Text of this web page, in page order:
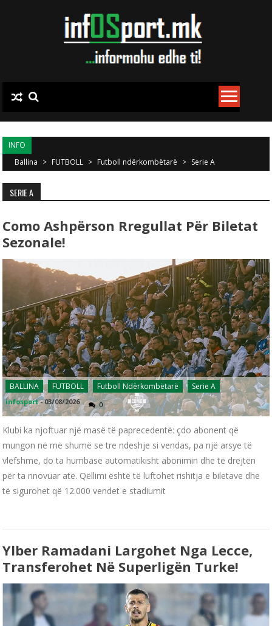
INFO
Ballina > FUTBOLL > Futboll ndërkombëtarë > Serie A
SERIE A
Como Ashpërson Rregullat Për Biletat
Sezonale!
BALLINA FUTBOLL Futboll Ndërkombëtarë Serie A
infosport -03/08/2026 0
Klubi ka njoftuar një masë të paprecedentë: çdo abonent që
mungon në më shumë se tre ndeshje si vendas, pa një arsye të
vlefshme, do ta humbasë automatikisht abonimin dhe të drejtën
për ta rinovuar atë. Qëllimi është të luftohet rishitja e biletave dhe
të sigurohet që 12.000 vendet e stadiumit
Ylber Ramadani Largohet Nga Lecce,
Transferohet Në Superligën Turke!